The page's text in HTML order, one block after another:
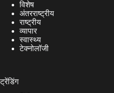
विशेष
अंतरराष्ट्रीय
राष्ट्रीय
व्यापार
स्वास्थ्य
टेक्नोलॉजी
ट्रेंडिंग